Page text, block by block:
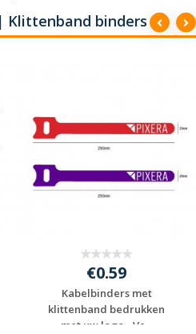
Klittenband binders
€0.59
Kabelbinders met
klittenband bedrukken
met uw logo - Ve...